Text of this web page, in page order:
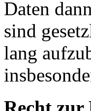
Daten
sind
lang